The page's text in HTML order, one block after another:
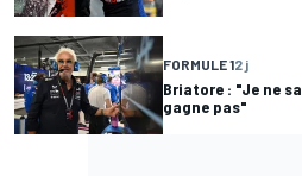
FORMULE 12 j
Briatore : "Je ne
gagne pas"